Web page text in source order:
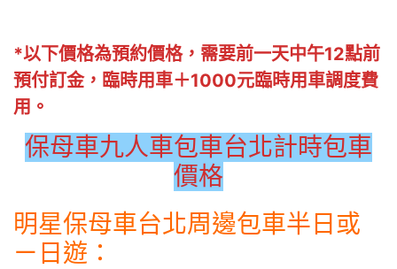
*以下價格為預約價格，需要前一天中午12點前
預付訂金，臨時用車＋1000元臨時用車調度費
用。
保母車九人車包車台北計時包車
價格
明星保母車台北周邊包車半日或
ㄧ日遊：